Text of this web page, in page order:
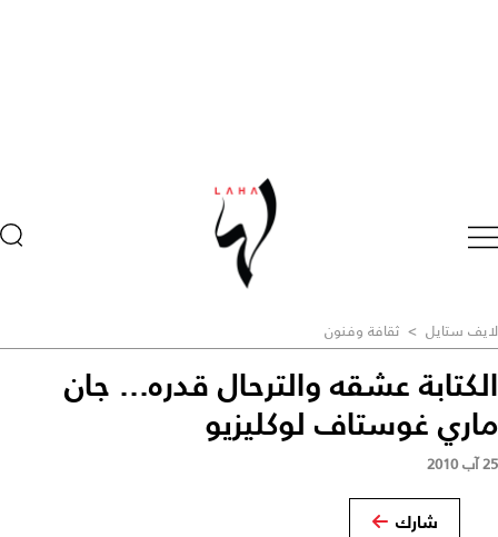
لايف ستايل > ثقافة وفنون
الكتابة عشقه والترحال قدره... جان
ماري غوستاف لوكليزيو
25 آب 2010
شارك